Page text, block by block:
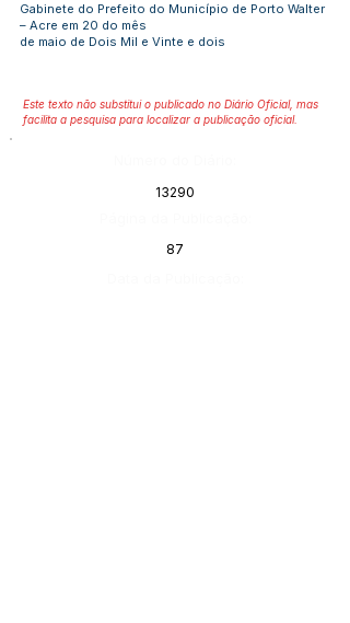
Gabinete do Prefeito do Município de Porto Walter
– Acre em 20 do mês
de maio de Dois Mil e Vinte e dois
Este texto não substitui o publicado no Diário Oficial, mas
facilita a pesquisa para localizar a publicação oficial.
13290
87